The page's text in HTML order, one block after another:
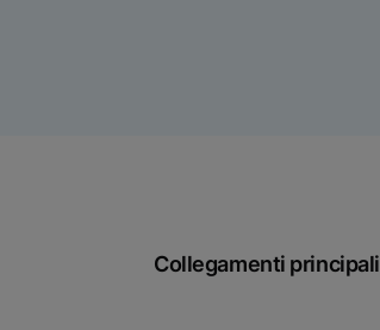
Collegamenti principali